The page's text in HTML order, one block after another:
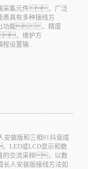
采集元件，广泛
具有多种接线方
功能，精度
，维护方
设置输...
安装版和三相91抖音成
或LCD显示和数
的交流采样，以数
人安装版接线方法如